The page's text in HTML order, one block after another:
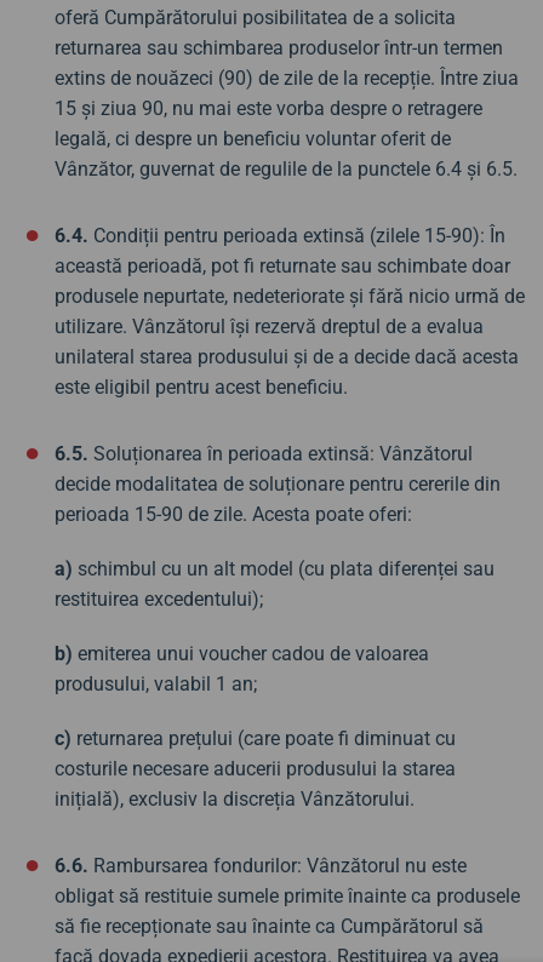
oferă Cumpărătorului posibilitatea de a solicita
returnarea sau schimbarea produselor într-un termen
extins de nouăzeci (90) de zile de la recepție. Între ziua
15 și ziua 90, nu mai este vorba despre o retragere
legală, ci despre un beneficiu voluntar oferit de
Vânzător, guvernat de regulile de la punctele 6.4 și 6.5.
6.4. Condiții pentru perioada extinsă (zilele 15-90): În
această perioadă, pot fi returnate sau schimbate doar
produsele nepurtate, nedeteriorate și fără nicio urmă de
utilizare. Vânzătorul își rezervă dreptul de a evalua
unilateral starea produsului și de a decide dacă acesta
este eligibil pentru acest beneficiu.
6.5. Soluționarea în perioada extinsă: Vânzătorul
decide modalitatea de soluționare pentru cererile din
perioada 15-90 de zile. Acesta poate oferi:
a) schimbul cu un alt model (cu plata diferenței sau
restituirea excedentului);
b) emiterea unui voucher cadou de valoarea
produsului, valabil 1 an;
c) returnarea prețului (care poate fi diminuat cu
costurile necesare aducerii produsului la starea
inițială), exclusiv la discreția Vânzătorului.
6.6. Rambursarea fondurilor: Vânzătorul nu este
obligat să restituie sumele primite înainte ca produsele
să fie recepționate sau înainte ca Cumpărătorul să
facă dovada expedierii acestora. Restituirea va avea